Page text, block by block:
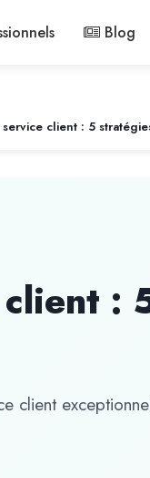
Blog
:
client